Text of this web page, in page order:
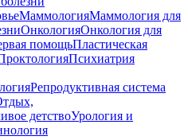
МаммологияМаммология для
ОнкологияОнкология для
помощьПластическая
Психиатрия
Репродуктивная система
детствоУрология и